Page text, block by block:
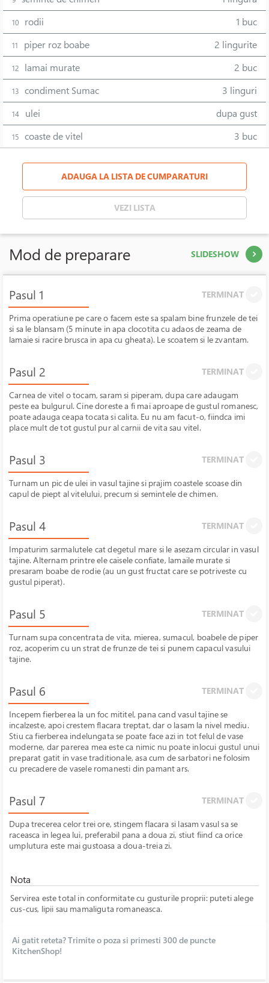
10 rodii 1 buc
11 piper roz boabe 2 lingurite
12 lamai murate 2 buc
13 condiment Sumac 3 linguri
14 ulei dupa gust
15 coaste de vitel 3 buc
ADAUGA LA LISTA DE CUMPARATURI
VEZI LISTA
Mod de preparare SLIDESHOW
Pasul 1 TERMINAT
Prima operatiune pe care o facem este sa spalam bine frunzele de tei
si sa le blansam (5 minute in apa clocotita cu adaos de zeama de
lamaie si racire brusca in apa cu gheata). Le scoatem si le zvantam.
Pasul 2 TERMINAT
Carnea de vitel o tocam, saram si piperam, dupa care adaugam
peste ea bulgurul. Cine doreste a fi mai aproape de gustul romanesc,
poate adauga ceapa tocata si calita. Eu nu am facut-o, fiindca imi
place mult de tot gustul pur al carnii de vita sau vitel.
Pasul 3 TERMINAT
Turnam un pic de ulei in vasul tajine si prajim coastele scoase din
capul de piept al vitelului, precum si semintele de chimen.
Pasul 4 TERMINAT
Impaturim sarmalutele cat degetul mare si le asezam circular in vasul
tajine. Alternam printre ele caisele confiate, lamaile murate si
presaram boabe de rodie (au un gust fructat care se potriveste cu
gustul piperat).
Pasul 5 TERMINAT
Turnam supa concentrata de vita, mierea, sumacul, boabele de piper
roz, acoperim cu un strat de frunze de tei si punem capacul vasului
tajine.
Pasul 6 TERMINAT
Incepem fierberea la un foc mititel, pana cand vasul tajine se
incalzeste, apoi crestem flacara treptat, dar o lasam la nivel mediu.
Stiu ca fierberea indelungata se poate face azi in tot felul de vase
moderne, dar parerea mea este ca nimic nu poate inlocui gustul unui
preparat gatit in vase traditionale, asa cum de sarbatori ne folosim
cu precadere de vasele romanesti din pamant ars.
Pasul 7 TERMINAT
Dupa trecerea celor trei ore, stingem flacara si lasam vasul sa se
raceasca in legea lui, preferabil pana a doua zi, stiut fiind ca orice
umplutura este mai gustoasa a doua-treia zi.
Nota
Servirea este total in conformitate cu gusturile proprii: puteti alege
cus-cus, lipii sau mamaliguta romaneasca.
Ai gatit reteta? Trimite o poza si primesti 300 de puncte
KitchenShop!